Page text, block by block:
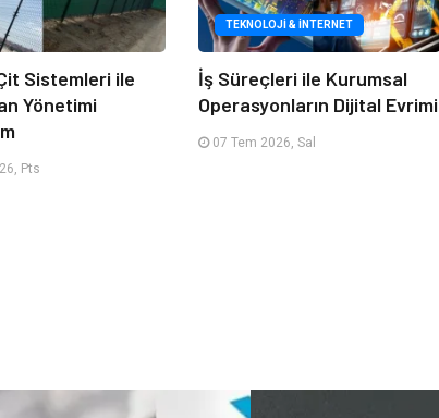
Sistemleri ile
Yönetimi
Pts
TEKNOLOJI & İNTERNET
İş Süreçleri ile Kurumsal
Operasyonların Dijital Evrimi
07 Tem 2026, Sal